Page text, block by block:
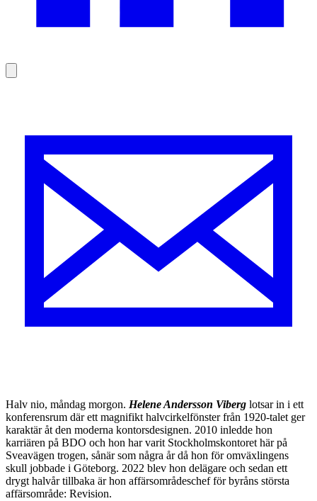
Halv nio, måndag morgon. Helene Andersson Viberg lotsar in i ett
konferensrum där ett magnifikt halvcirkelfönster från 1920-talet ger
karaktär åt den moderna kontorsdesignen. 2010 inledde hon
karriären på BDO och hon har varit Stockholmskontoret här på
Sveavägen trogen, sånär som några år då hon för omväxlingens
skull jobbade i Göteborg. 2022 blev hon delägare och sedan ett
drygt halvår tillbaka är hon affärsområdeschef för byråns största
affärsområde: Revision.